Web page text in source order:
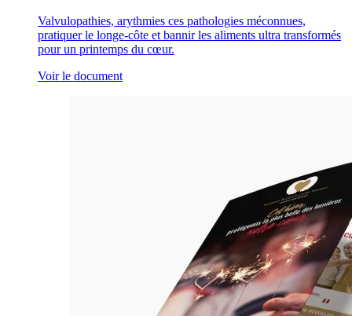
Valvulopathies, arythmies ces pathologies méconnues,
pratiquer le longe-côte et bannir les aliments ultra transformés
pour un printemps du cœur.
Voir le document